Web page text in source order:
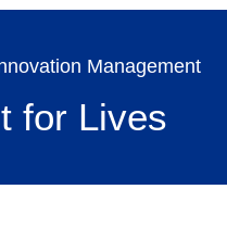
Management
for Lives